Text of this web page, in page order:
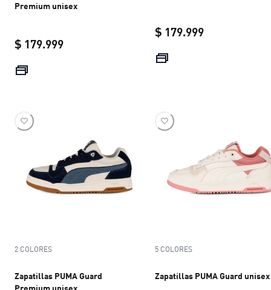
Premium unisex
$ 179.999
$ 179.999
2 COLORES
Zapatillas PUMA Guard
Premium unisex
5 COLORES
Zapatillas PUMA Guard unisex